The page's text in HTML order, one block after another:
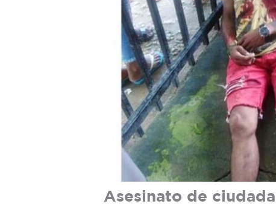
Asesinato de